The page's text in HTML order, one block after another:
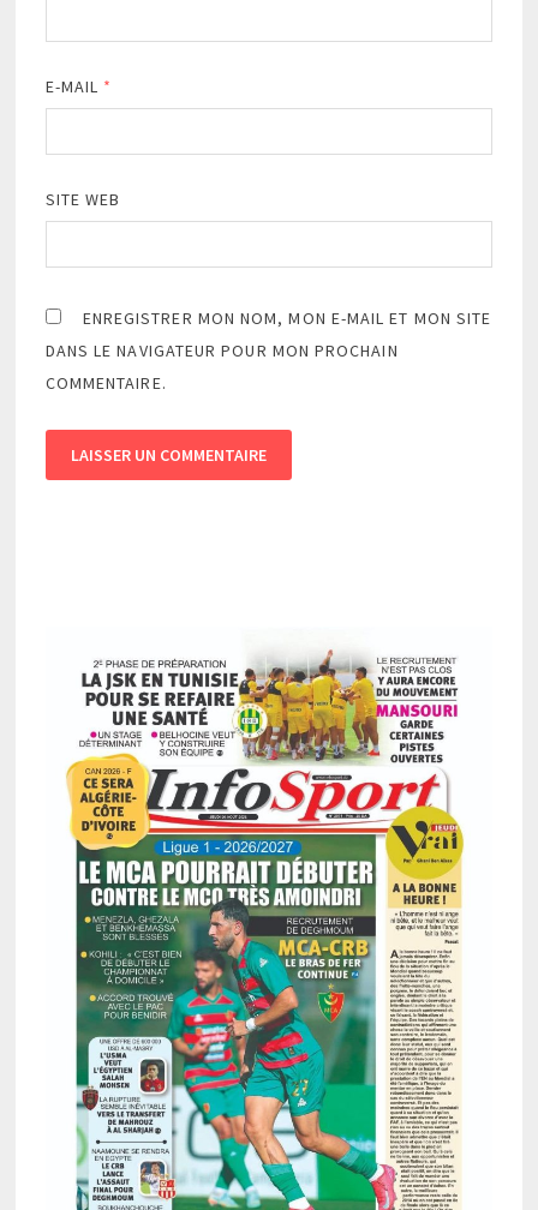
E-MAIL *
SITE WEB
ENREGISTRER MON NOM, MON E-MAIL ET MON SITE
DANS LE NAVIGATEUR POUR MON PROCHAIN
COMMENTAIRE.